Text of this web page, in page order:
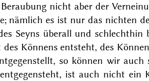
nicht aber der
nämlich es ist nur das nichten
Seyns überall und
Könnens entsteht, des
so können wir
ist auch nicht ein